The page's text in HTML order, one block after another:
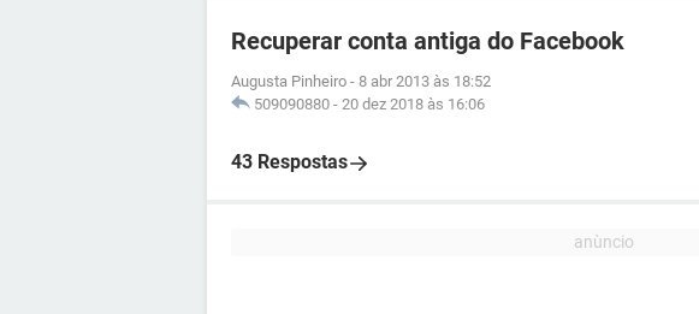
Recuperar conta antiga do Facebook
Augusta Pinheiro - 8 abr 2013 às 18:52
509090880 - 20 dez 2018 às 16:06
43 Respostas